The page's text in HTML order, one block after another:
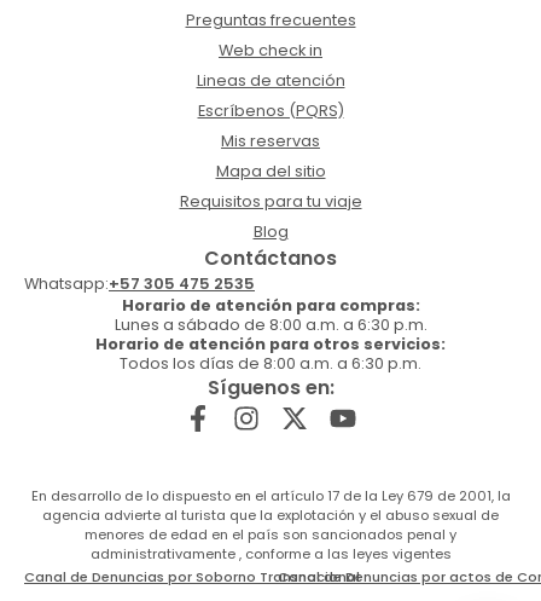
Preguntas frecuentes
Web check in
Lineas de atención
Escríbenos (PQRS)
Mis reservas
Mapa del sitio
Requisitos para tu viaje
Blog
Contáctanos
Whatsapp:+57 305 475 2535
Horario de atención para compras:
Lunes a sábado de 8:00 a.m. a 6:30 p.m.
Horario de atención para otros servicios:
Todos los días de 8:00 a.m. a 6:30 p.m.
Síguenos en:
En desarrollo de lo dispuesto en el artículo 17 de la Ley 679 de 2001, la
agencia advierte al turista que la explotación y el abuso sexual de
menores de edad en el país son sancionados penal y
administrativamente , conforme a las leyes vigentes
Canal de Denuncias por Soborno TransnacionalCanal de Denuncias por actos de